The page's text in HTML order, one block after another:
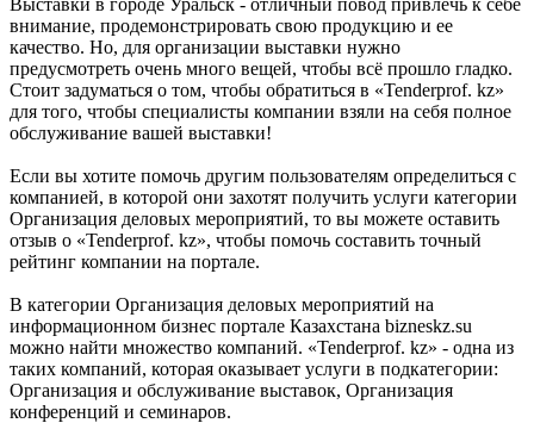
внимание, продемонстрировать свою продукцию и ее
качество. Но, для организации выставки нужно
предусмотреть очень много вещей, чтобы всё прошло гладко.
Стоит задуматься о том, чтобы обратиться в «Tenderprof. kz»
для того, чтобы специалисты компании взяли на себя полное
обслуживание вашей выставки!
Если вы хотите помочь другим пользователям определиться с
компанией, в которой они захотят получить услуги категории
Организация деловых мероприятий, то вы можете оставить
отзыв о «Tenderprof. kz», чтобы помочь составить точный
рейтинг компании на портале.
В категории Организация деловых мероприятий на
информационном бизнес портале Казахстана bizneskz.su
можно найти множество компаний. «Tenderprof. kz» - одна из
таких компаний, которая оказывает услуги в подкатегории:
Организация и обслуживание выставок, Организация
конференций и семинаров.